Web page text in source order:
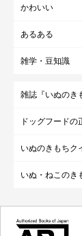
かわいい
あるある
雑学・豆知識
雑誌『いぬのき
ドッグフード
いぬのきもちク
いぬ・ねこのき